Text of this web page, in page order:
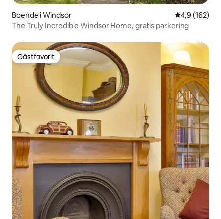
Boende i Windsor 4,9 av 5 i
4,9 (162)
The Truly Incredible Windsor Home, gratis parkering
Gästfavorit
Gästfavorit